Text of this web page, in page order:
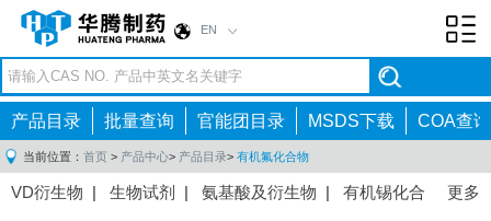
EN
产品目录 批量查询 官能团目录 MSDS下载 COA查询
当前位置： 首页 > 产品中心> 产品目录> 有机氟化合物
更多
VD衍生物 | 生物试剂 | 氨基酸及衍生物 | 有机锡化合